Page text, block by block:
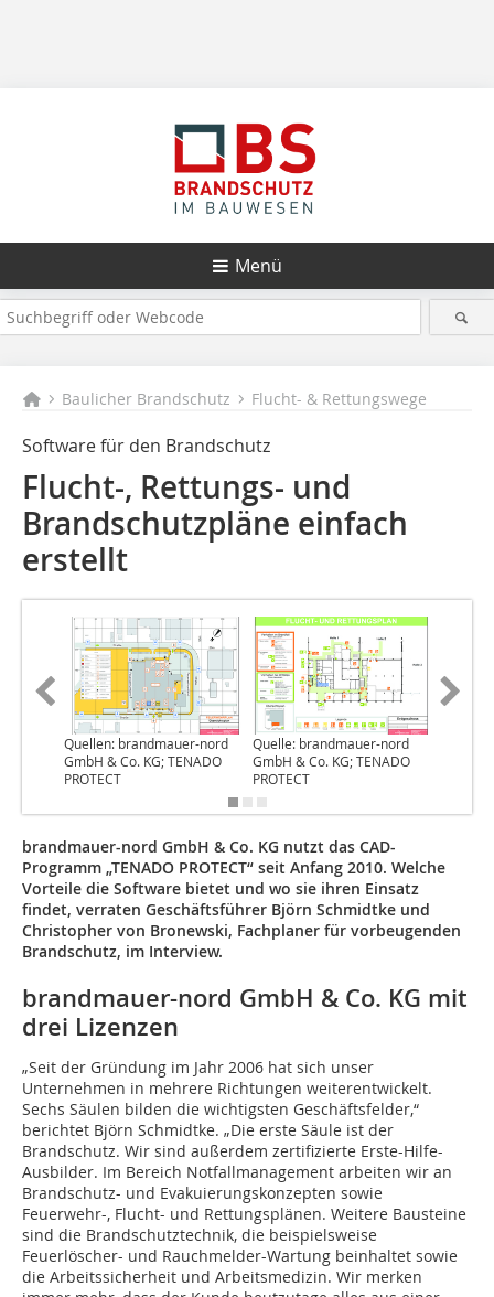
Menü
Baulicher Brandschutz Flucht- & Rettungswege
Software für den Brandschutz
Flucht-, Rettungs- und
Brandschutzpläne einfach
erstellt
Quellen: brandmauer-nord
GmbH & Co. KG; TENADO
PROTECT
Quelle: brandmauer-nord
GmbH & Co. KG; TENADO
PROTECT
brandmauer-nord GmbH & Co. KG nutzt das CAD-
Programm „TENADO PROTECT“ seit Anfang 2010. Welche
Vorteile die Software bietet und wo sie ihren Einsatz
findet, verraten Geschäftsführer Björn Schmidtke und
Christopher von Bronewski, Fachplaner für vorbeugenden
Brandschutz, im Interview.
brandmauer-nord GmbH & Co. KG mit
drei Lizenzen
„Seit der Gründung im Jahr 2006 hat sich unser
Unternehmen in mehrere Richtungen weiterentwickelt.
Sechs Säulen bilden die wichtigsten Geschäftsfelder,“
berichtet Björn Schmidtke. „Die erste Säule ist der
Brandschutz. Wir sind außerdem zertifizierte Erste-Hilfe-
Ausbilder. Im Bereich Notfallmanagement arbeiten wir an
Brandschutz- und Evakuierungskonzepten sowie
Feuerwehr-, Flucht- und Rettungsplänen. Weitere Bausteine
sind die Brandschutztechnik, die beispielsweise
Feuerlöscher- und Rauchmelder-Wartung beinhaltet sowie
die Arbeitssicherheit und Arbeitsmedizin. Wir merken